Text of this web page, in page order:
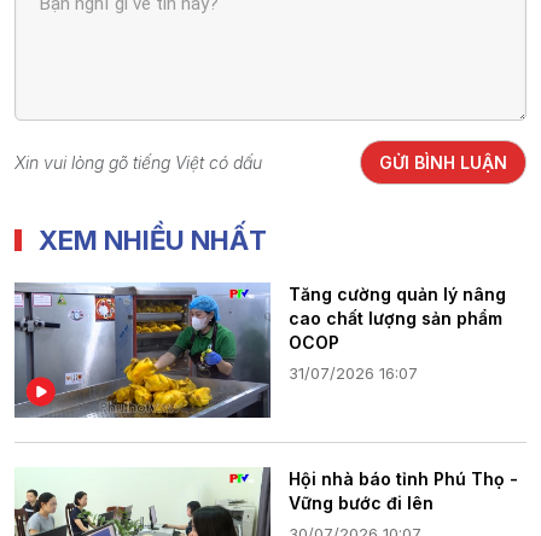
Xin vui lòng gõ tiếng Việt có dấu GỬI BÌNH LUẬN
XEM NHIỀU NHẤT
Tăng cường quản lý nâng
cao chất lượng sản phẩm
OCOP
31/07/2026 16:07
Hội nhà báo tỉnh Phú Thọ -
Vững bước đi lên